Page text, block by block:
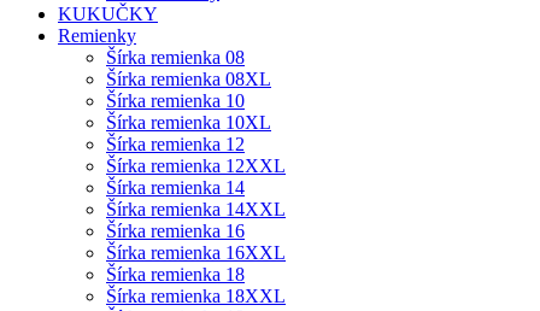
KUKUČKY
Remienky
Šírka remienka 08
Šírka remienka 08XL
Šírka remienka 10
Šírka remienka 10XL
Šírka remienka 12
Šírka remienka 12XXL
Šírka remienka 14
Šírka remienka 14XXL
Šírka remienka 16
Šírka remienka 16XXL
Šírka remienka 18
Šírka remienka 18XXL